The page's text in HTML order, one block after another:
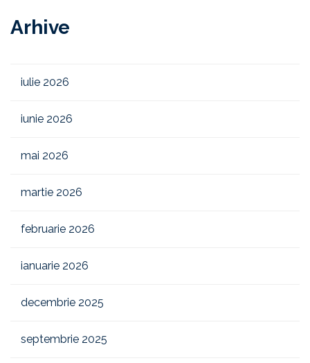
Arhive
iulie 2026
iunie 2026
mai 2026
martie 2026
februarie 2026
ianuarie 2026
decembrie 2025
septembrie 2025